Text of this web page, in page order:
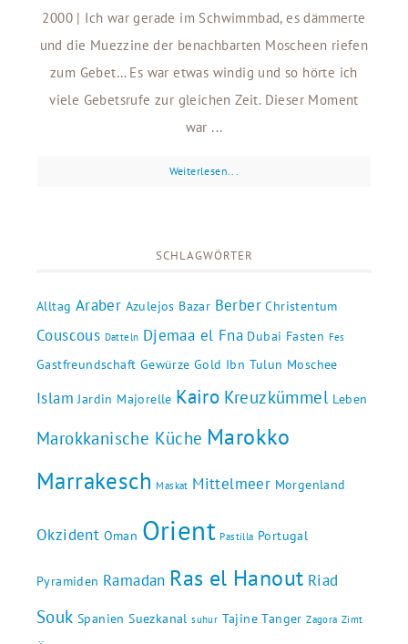
2000 | Ich war gerade im Schwimmbad, es dämmerte
und die Muezzine der benachbarten Moscheen riefen
zum Gebet… Es war etwas windig und so hörte ich
viele Gebetsrufe zur gleichen Zeit. Dieser Moment
war ...
Weiterlesen...
SCHLAGWÖRTER
Alltag Araber Azulejos Bazar Berber Christentum
Couscous Datteln Djemaa el Fna Dubai Fasten Fes
Gastfreundschaft Gewürze Gold Ibn Tulun Moschee
Islam Jardin Majorelle Kairo Kreuzkümmel Leben
Marokkanische Küche Marokko
Marrakesch Maskat Mittelmeer Morgenland
Okzident Oman Orient Pastilla Portugal
Pyramiden Ramadan Ras el Hanout Riad
Souk Spanien Suezkanal suhur Tajine Tanger Zagora Zimt